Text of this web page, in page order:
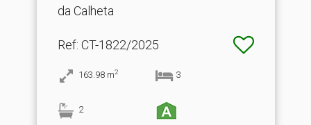
da Calheta
Ref: CT-1822/2025
163.98 m2 3
2